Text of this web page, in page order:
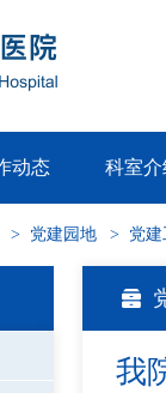
动态 科室介
> 党建园地 > 党
我